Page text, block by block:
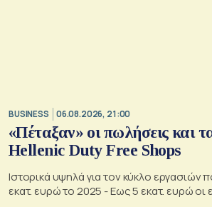
BUSINESS 06.08.2026, 21:00
«Πέταξαν» οι πωλήσεις και
Hellenic Duty Free Shops
Ιστορικά υψηλά για τον κύκλο εργασιών
εκατ. ευρώ το 2025 - Εως 5 εκατ. ευρώ οι